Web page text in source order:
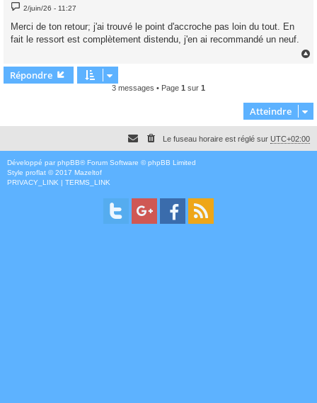
M
e
s
a
2/juin/26 - 11:27
Merci de ton retour; j'ai trouvé le point d'accroche pas loin du tout. En
fait le ressort est complètement distendu, j'en ai recommandé un neuf.
Répondre
3 messages • Page 1 sur 1
Atteindre
Le fuseau horaire est réglé sur UTC+02:00
Développé par phpBB® Forum Software © phpBB Limited
Style proflat © 2017 Mazeltof
PRIVACY_LINK | TERMS_LINK